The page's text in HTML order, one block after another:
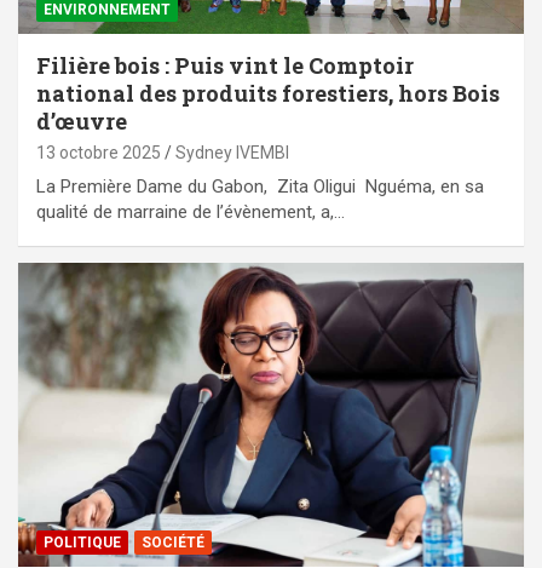
ENVIRONNEMENT
Filière bois : Puis vint le Comptoir
national des produits forestiers, hors Bois
d’œuvre
13 octobre 2025 Sydney IVEMBI
La Première Dame du Gabon, Zita Oligui Nguéma, en sa
qualité de marraine de l’évènement, a,…
POLITIQUE SOCIÉTÉ